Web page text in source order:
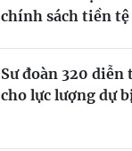
chính sách tiền tệ
Sư đoàn 320 diễn
cho lực lượng dự